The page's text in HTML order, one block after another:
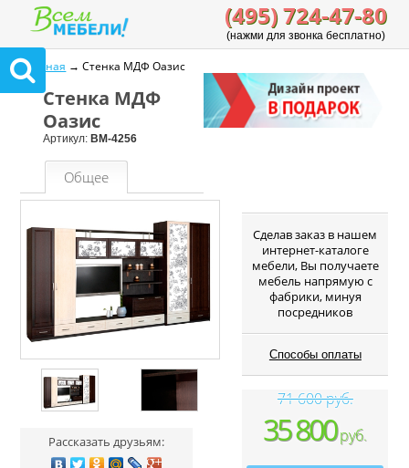
(495) 724-47-80
(нажми для звонка бесплатно)
Главная → Стенка МДФ Оазис
Стенка МДФ
Оазис
Артикул: ВМ-4256
Общее
Рассказать друзьям:
Cделав заказ в нашем
интернет-каталоге
мебели, Вы получаете
мебель напрямую с
фабрики, минуя
посредников
Способы оплаты
71 600 руб.
35 800руб.